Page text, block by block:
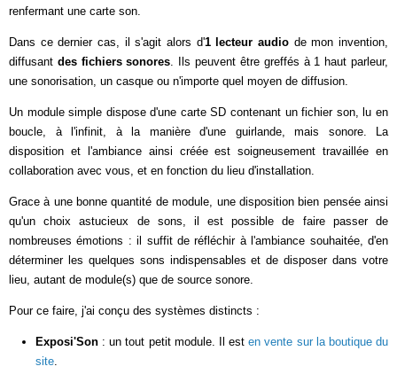
renfermant une carte son.
Dans ce dernier cas, il s'agit alors d'1 lecteur audio de mon invention,
diffusant des fichiers sonores. Ils peuvent être greffés à 1 haut parleur,
une sonorisation, un casque ou n'importe quel moyen de diffusion.
Un module simple dispose d'une carte SD contenant un fichier son, lu en
boucle, à l'infinit, à la manière d'une guirlande, mais sonore. La
disposition et l'ambiance ainsi créée est soigneusement travaillée en
collaboration avec vous, et en fonction du lieu d'installation.
Grace à une bonne quantité de module, une disposition bien pensée ainsi
qu'un choix astucieux de sons, il est possible de faire passer de
nombreuses émotions : il suffit de réfléchir à l'ambiance souhaitée, d'en
déterminer les quelques sons indispensables et de disposer dans votre
lieu, autant de module(s) que de source sonore.
Pour ce faire, j'ai conçu des systèmes distincts :
Exposi'Son : un tout petit module. Il esten vente sur la boutique du
site.